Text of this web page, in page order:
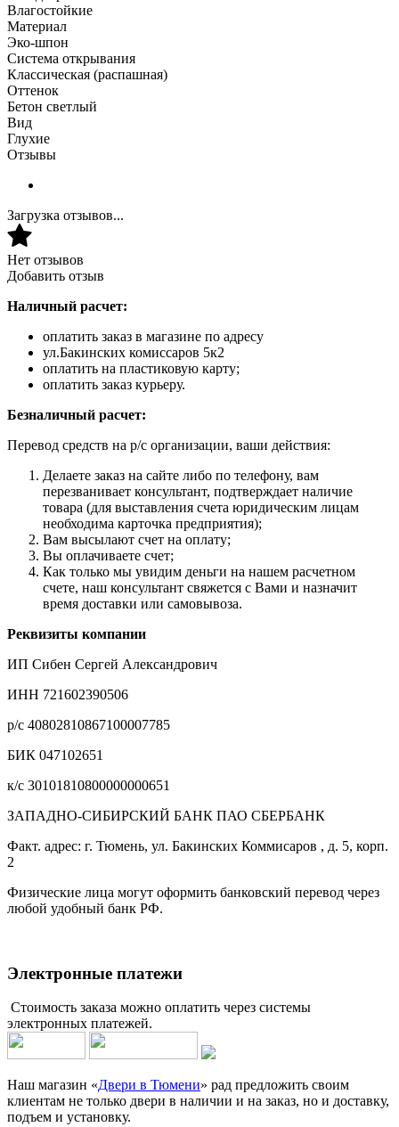
Влагостойкие
Материал
Эко-шпон
Система открывания
Классическая (распашная)
Оттенок
Бетон светлый
Вид
Глухие
Отзывы
Загрузка отзывов...
Нет отзывов
Добавить отзыв
Наличный расчет:
оплатить заказ в магазине по адресу
ул.Бакинских комиссаров 5к2
оплатить на пластиковую карту;
оплатить заказ курьеру.
Безналичный расчет:
Перевод средств на р/с организации, ваши действия:
Делаете заказ на сайте либо по телефону, вам
перезванивает консультант, подтверждает наличие
товара (для выставления счета юридическим лицам
необходима карточка предприятия);
Вам высылают счет на оплату;
Вы оплачиваете счет;
Как только мы увидим деньги на нашем расчетном
счете, наш консультант свяжется с Вами и назначит
время доставки или самовывоза.
Реквизиты компании
ИП Сибен Сергей Александрович
ИНН 721602390506
р/с 40802810867100007785
БИК 047102651
к/с 30101810800000000651
ЗАПАДНО-СИБИРСКИЙ БАНК ПАО СБЕРБАНК
Факт. адрес: г. Тюмень, ул. Бакинских Коммисаров , д. 5, корп.
2
Физические лица могут оформить банковский перевод через
любой удобный банк РФ.
Электронные платежи
Стоимость заказа можно оплатить через системы
электронных платежей.
Наш магазин «Двери в Тюмени» рад предложить своим
клиентам не только двери в наличии и на заказ, но и доставку,
подъем и установку.